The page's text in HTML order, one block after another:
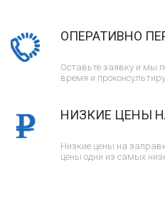
ОПЕРАТИВНО
Оставьте заявку и мы
время и
НИЗКИЕ ЦЕНЫ
Низкие цены на
цены одни из самых